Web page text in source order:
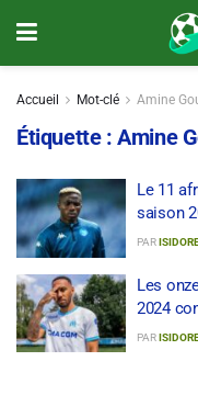
Accueil Mot-clé Amine
Étiquette :Amine
Le 11
saison
PAR
Les
2024
PAR